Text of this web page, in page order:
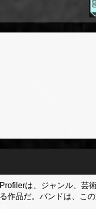
Profilerは、ジャンル、芸
る作品だ。バンドは、こ